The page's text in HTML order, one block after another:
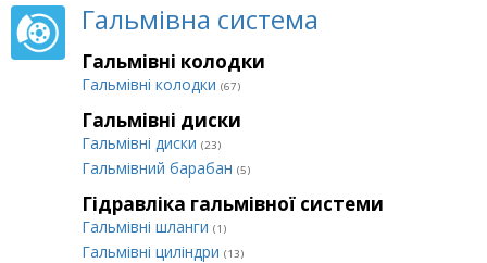
Гальмівна система
Гальмівні колодки
Гальмівні колодки (67)
Гальмівні диски
Гальмівні диски (23)
Гальмівний барабан (5)
Гідравліка гальмівної системи
Гальмівні шланги (1)
Гальмівні циліндри (13)